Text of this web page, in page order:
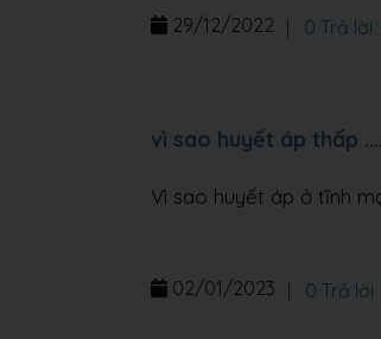
29/12/2022 0 Trả lời
vì sao huyết áp thấp
Vì sao huyết áp ở tĩnh
02/01/2023 0 Trả lời